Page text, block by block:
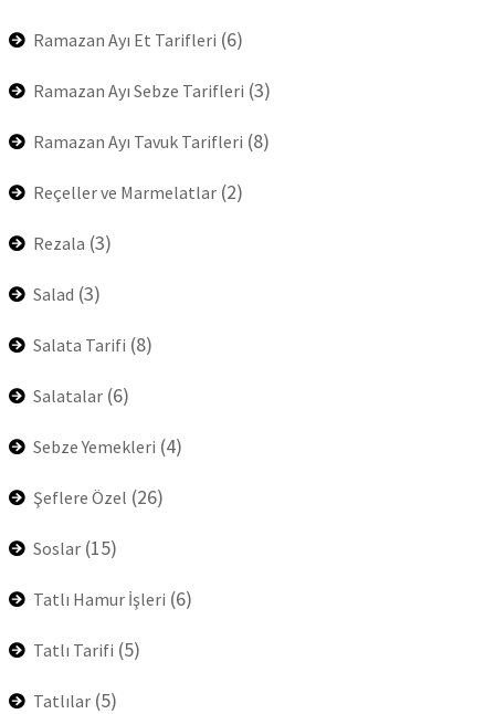
Ramazan Ayı Et Tarifleri (6)
Ramazan Ayı Sebze Tarifleri (3)
Ramazan Ayı Tavuk Tarifleri (8)
Reçeller ve Marmelatlar (2)
Rezala (3)
Salad (3)
Salata Tarifi (8)
Salatalar (6)
Sebze Yemekleri (4)
Şeflere Özel (26)
Soslar (15)
Tatlı Hamur İşleri (6)
Tatlı Tarifi (5)
Tatlılar (5)